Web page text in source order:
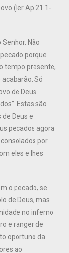
(ler Ap 21.1-
Não
porque
tempo presente,
Só
de Deus.
Estas são
Deus e
pecados agora
por
eles e lhes
o pecado, se
de Deus, mas
no inferno
e ranger de
oportuno da
ao